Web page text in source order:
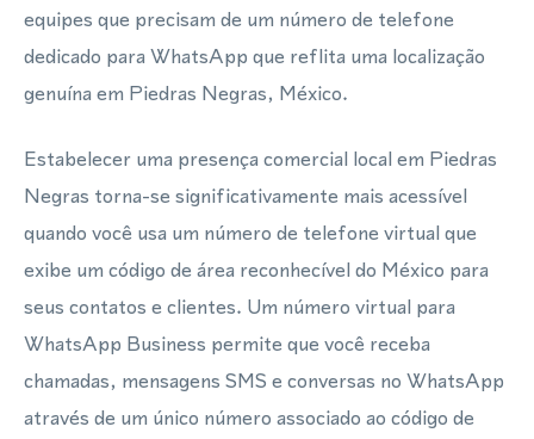
equipes que precisam de um número de telefone
dedicado para WhatsApp que reflita uma localização
genuína em Piedras Negras, México.
Estabelecer uma presença comercial local em Piedras
Negras torna-se significativamente mais acessível
quando você usa um número de telefone virtual que
exibe um código de área reconhecível do México para
seus contatos e clientes. Um número virtual para
WhatsApp Business permite que você receba
chamadas, mensagens SMS e conversas no WhatsApp
através de um único número associado ao código de